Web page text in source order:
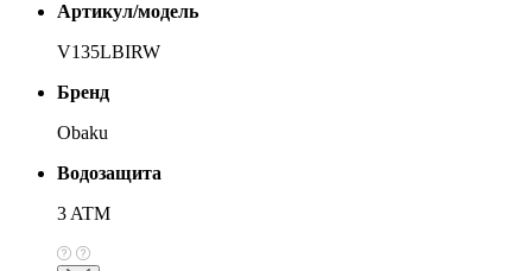
Артикул/модель
V135LBIRW
Бренд
Obaku
Водозащита
3 ATM